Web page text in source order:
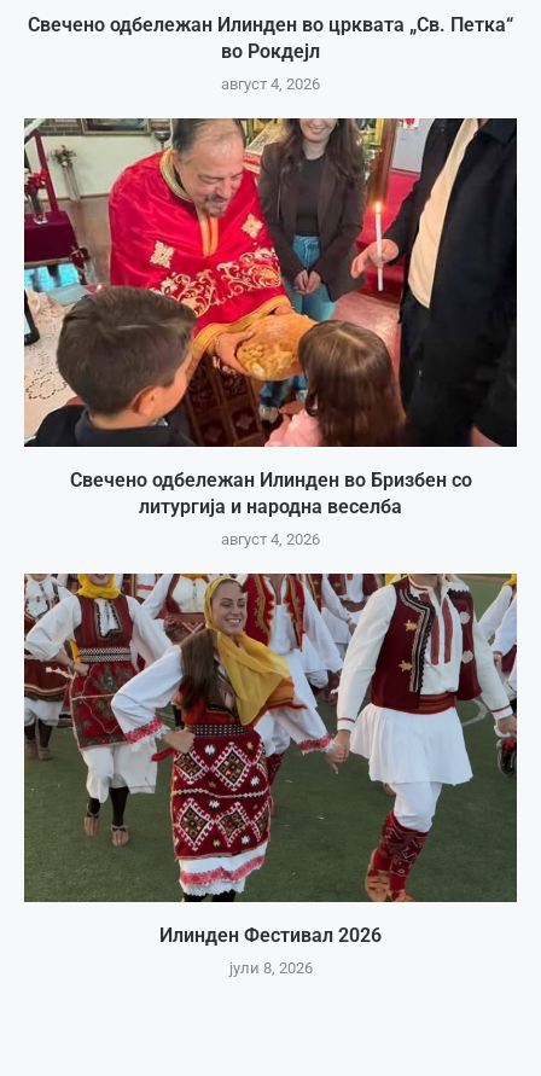
Свечено одбележан Илинден во црквата „Св. Петка“
во Рокдејл
август 4, 2026
Свечено одбележан Илинден во Бризбен со
литургија и народна веселба
август 4, 2026
Илинден Фестивал 2026
јули 8, 2026